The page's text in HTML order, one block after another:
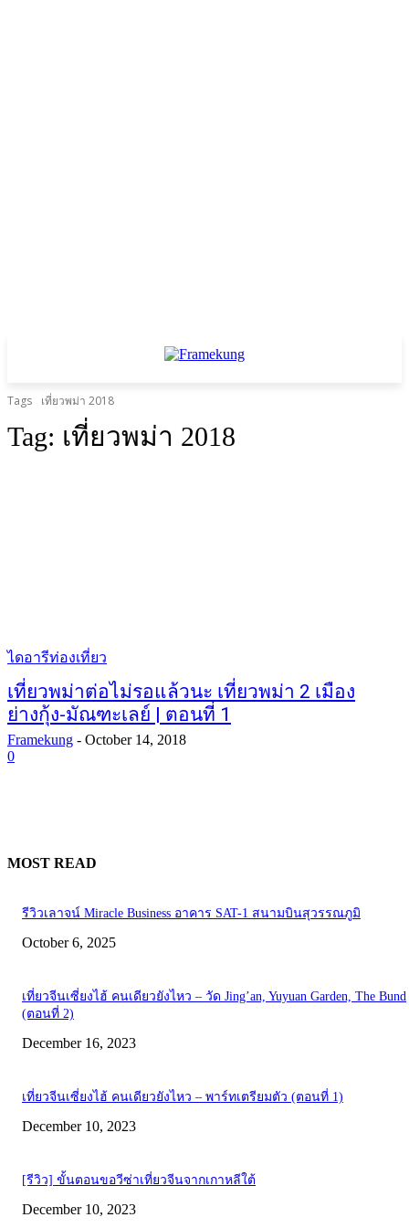
Tags เที่ยวพม่า 2018
Tag: เที่ยวพม่า 2018
ไดอารีท่องเที่ยว
เที่ยวพม่าต่อไม่รอแล้วนะ เที่ยวพม่า 2 เมือง
ย่างกุ้ง-มัณฑะเลย์ | ตอนที่ 1
Framekung - October 14, 2018
0
MOST READ
รีวิวเลาจน์ Miracle Business อาคาร SAT-1 สนามบินสุวรรณภูมิ
October 6, 2025
เที่ยวจีนเซี่ยงไฮ้ คนเดียวยังไหว – วัด Jing’an, Yuyuan Garden, The Bund
(ตอนที่ 2)
December 16, 2023
เที่ยวจีนเซี่ยงไฮ้ คนเดียวยังไหว – พาร์ทเตรียมตัว (ตอนที่ 1)
December 10, 2023
[รีวิว] ขั้นตอนขอวีซ่าเที่ยวจีนจากเกาหลีใต้
December 10, 2023